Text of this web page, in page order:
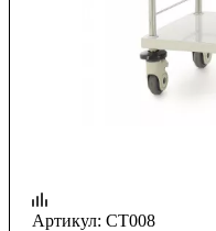
Артикул: СТ008